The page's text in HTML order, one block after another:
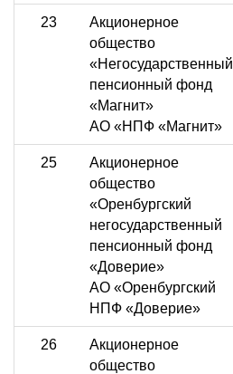
23
Акционерное
общество
«Негосударственный
пенсионный фонд
«Магнит»
АО «НПФ «Магнит»
25
Акционерное
общество
«Оренбургский
негосударственный
пенсионный фонд
«Доверие»
АО «Оренбургский
НПФ «Доверие»
26
Акционерное
общество